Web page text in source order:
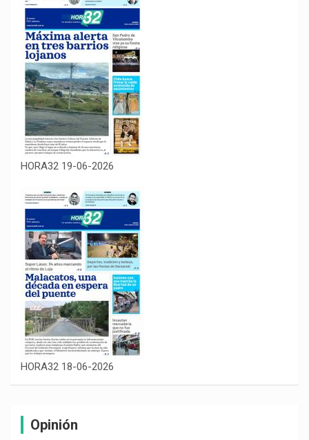
HORA32 19-06-2026
HORA32 18-06-2026
Opinión